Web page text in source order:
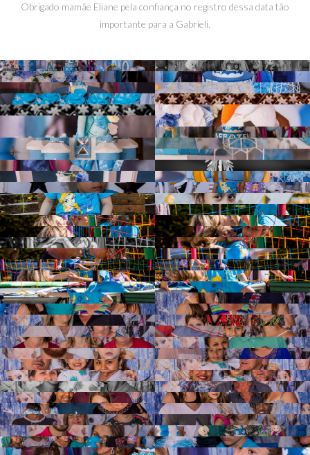
Obrigado mamãe Eliane pela confiança no registro dessa data tão
importante para a Gabrieli.